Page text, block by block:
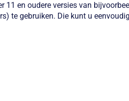
11 en oudere versies van
te gebruiken. Die kunt u